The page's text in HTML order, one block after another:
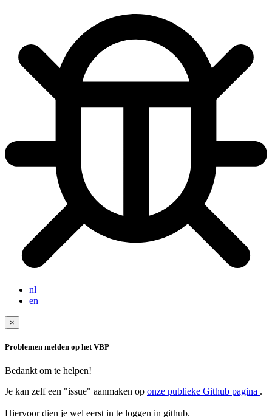
nl
en
×
Problemen melden op het VBP
Bedankt om te helpen!
Je kan zelf een "issue" aanmaken op onze publieke Github pagina .
Hiervoor dien je wel eerst in te loggen in github.